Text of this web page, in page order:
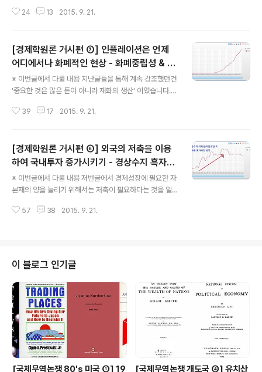
폐중립성 & 고전학파의 이분법' '장기적인 경제성장'을 다
가'를 측정하는 이유는 무엇일까? - 명목과 실질의 구분'
거시편 ⑤] 한정된 자원을 효율적으로 사용하여 경제성장
달성하기 - 저축과 투자' '[경제학원론 거시편 ⑥] 외국의
저축을 이용하여 국내투자 증가시키기 - 경상수지 흑자는
무조건 좋은 것인가?''[경제학원론 거시편 ⑦] 인플레이션
파의 이분법' 지금까지의 글들은 '장기적인 경제성장'(lon
24 13 2015. 9. 21.
[경제학원론 거시편 ⑦] 인플레이션은 언제
어디에서나 화폐적인 현상 - 화폐중립성 & 고
전학파의 이분법
※ 이번글에서 다룰 내용 지난글들을 통해 계속 강조했던건
'중요한 것은 많은 돈이 아니라 재화의 생산' 이었습니다.
돈은 의미가 없습니다. 재화를 생산한 뒤 사용함으로써 효
것을 뜻할까요? 실제 중앙은행은 많은 지폐를 인쇄하지 않
고, '신용창출 과정'을 통해 통화량을 증가시킵니다. 이번글
에서는 은행의 신용창출 과정을 알아볼 겁니다. 그리고 왜
많은 돈은 의미가 없는지를 좀 더 명확하게 이해하는 논리
하기 때문이죠. ※ 지난 내용 복습 '[경제학원론 거시편 ①]
39 17 2015. 9. 21.
[경제학원론 거시편 ⑥] 외국의 저축을 이용
하여 국내투자 증가시키기 - 경상수지 흑자는
무조건 좋은 것인가?
※ 이번글에서 다룰 내용 저번글에서 경제성장에 필요한 자
본재의 양을 늘리기 위해서는 저축이 필요하다는 것을 알
감소하기 때문에, 자본재 생산을 위해 많은 자원을 사용할
에 없을겁니다. 이때 국내의 저축뿐 아니라 외국의 저축을
이용하면 투자량을 늘릴 수 있지 않을까요? 이번글에서는
외국의 저축을 이용하여 투자를 늘리는 방법을 알아볼 겁
니다. 그리고 추가적인 지식으로 '경상수지 흑자'와 '경상수
지 적자'가 가지는 의미도 살펴볼 겁니다. 많은 사람들은
'경상수지 흑자'를 기록하는게 국가의..
57 38 2015. 9. 21.
이 블로그 인기글
[국제무역논쟁 80's 미국 ①] 19
[국제무역논쟁 개도국 ④] 유치산